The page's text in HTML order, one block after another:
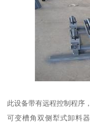
此设备带有远程控制程序
可变槽角双侧犁式卸料